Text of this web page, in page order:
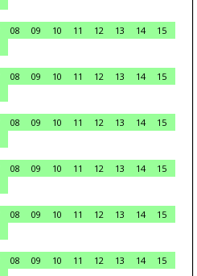
08 09 10 11 12 13 14
15
08 09 10 11 12 13 14
15
08 09 10 11 12 13 14
15
08 09 10 11 12 13 14
15
08 09 10 11 12 13 14
15
08 09 10 11 12 13 14
15